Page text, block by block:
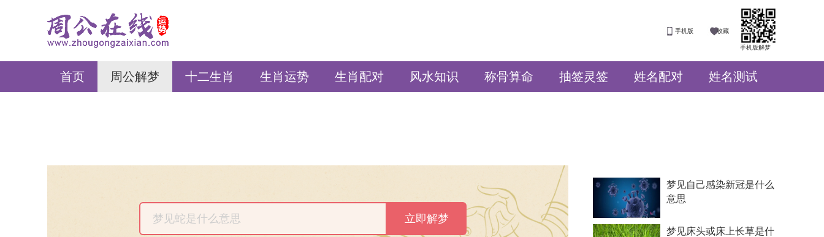
周公在线
手机版解梦
手机版 收藏
首页 周公解梦 十二生肖 生肖运势 生肖配对 风水知识 称骨算命 抽签灵签 姓名配对 姓名测试
梦见自己感染新冠是什么
意思
梦见床头或床上长草是什